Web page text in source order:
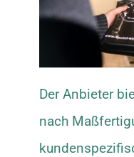
Der Anbieter
nach